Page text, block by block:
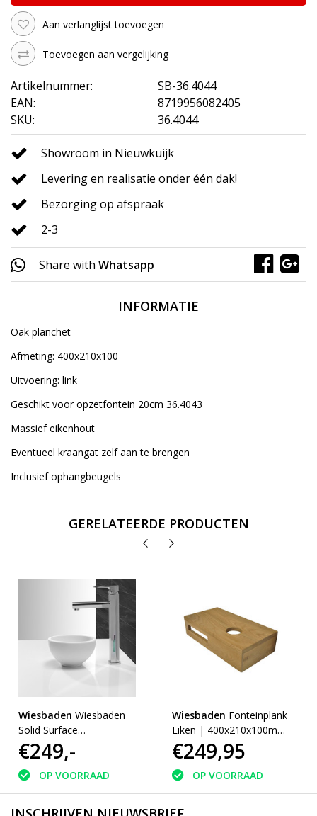
Aan verlanglijst toevoegen
Toevoegen aan vergelijking
Artikelnummer:
SB-36.4044
EAN:
8719956082405
SKU:
36.4044
Showroom in Nieuwkuijk
Levering en realisatie onder één dak!
Bezorging op afspraak
2-3
Share with Whatsapp
INFORMATIE
Oak planchet
Afmeting: 400x210x100
Uitvoering: link
Geschikt voor opzetfontein 20cm 36.4043
Massief eikenhout
Eventueel kraangat zelf aan te brengen
Inclusief ophangbeugels
GERELATEERDE PRODUCTEN
Wiesbaden Wiesbaden
Solid Surface
Opzetfontein | Rond |
Mat-wit |
200x200x110mm
€249,-
OP VOORRAAD
Wiesbaden Fonteinplank
Eiken | 400x210x100mm
| rechts | tbv
opzetfontein 20cm
€249,95
OP VOORRAAD